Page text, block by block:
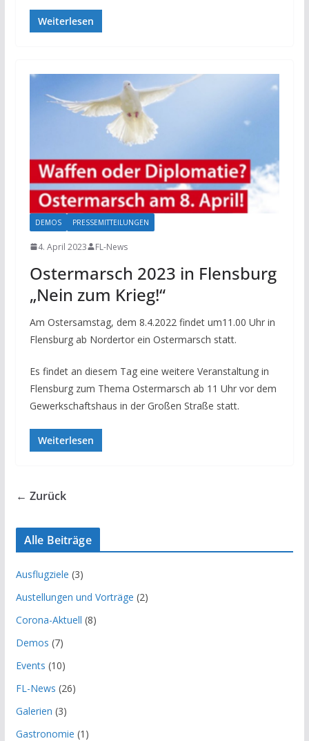
Weiterlesen
DEMOS PRESSEMITTEILUNGEN
4. April 2023 FL-News
Ostermarsch 2023 in Flensburg
„Nein zum Krieg!“
Am Ostersamstag, dem 8.4.2022 findet um11.00 Uhr in
Flensburg ab Nordertor ein Ostermarsch statt.
Es findet an diesem Tag eine weitere Veranstaltung in
Flensburg zum Thema Ostermarsch ab 11 Uhr vor dem
Gewerkschaftshaus in der Großen Straße statt.
Weiterlesen
← Zurück
Alle Beiträge
Ausflugziele (3)
Austellungen und Vorträge (2)
Corona-Aktuell (8)
Demos (7)
Events (10)
FL-News (26)
Galerien (3)
Gastronomie (1)